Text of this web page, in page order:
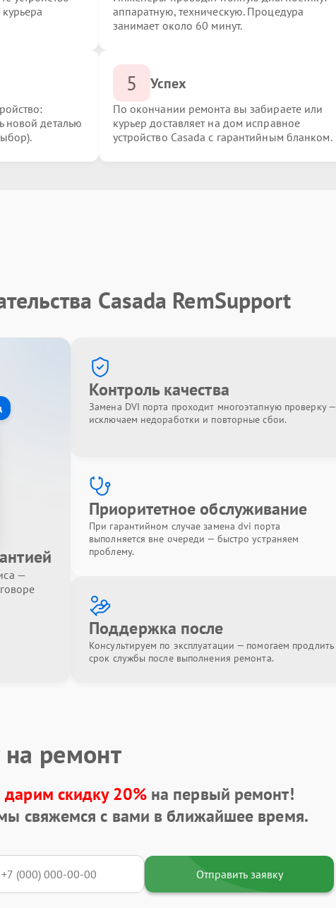
аппаратную, техническую. Процедура
занимает около 60 минут.
новой деталью
5 Успех
По окончании ремонта вы забираете или
курьер доставляет на дом исправное
устройство Casada с гарантийным бланком.
Casada RemSupport
—
Контроль качества
Замена DVI порта проходит многоэтапную проверку —
исключаем недоработки и повторные сбои.
Приоритетное обслуживание
При гарантийном случае замена dvi порта
выполняется вне очереди — быстро устраняем
проблему.
Поддержка после
Консультируем по эксплуатации — помогаем продлить
срок службы после выполнения ремонта.
на ремонт
дарим скидку 20%на первый ремонт!
свяжемся с вами в ближайшее время.
Отправить заявку